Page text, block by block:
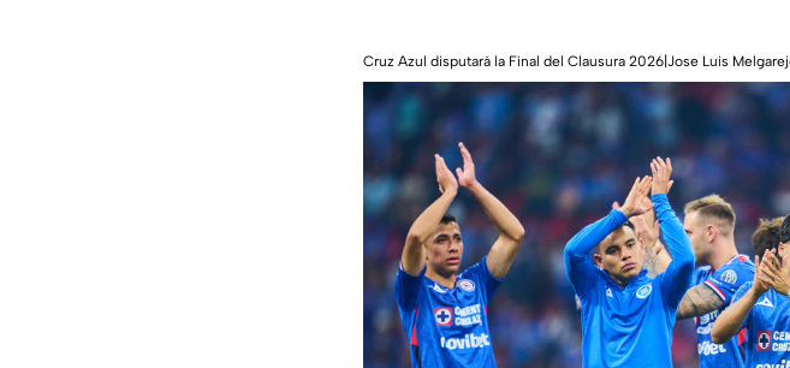
Cruz Azul disputará la Final del Clausura 2026|Jose Luis